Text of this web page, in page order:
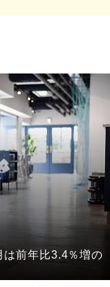
は前年比3.4％増の